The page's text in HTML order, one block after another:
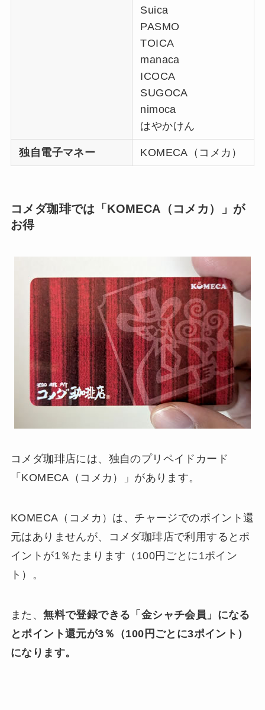
Suica
PASMO
TOICA
manaca
ICOCA
SUGOCA
nimoca
はやかけん
独自電子マネー KOMECA（コメカ）
コメダ珈琲では「KOMECA（コメカ）」が
お得
コメダ珈琲店には、独自のプリペイドカード
「KOMECA（コメカ）」があります。
KOMECA（コメカ）は、チャージでのポイント還
元はありませんが、コメダ珈琲店で利用するとポ
イントが1％たまります（100円ごとに1ポイン
ト）。
また、無料で登録できる「金シャチ会員」になる
とポイント還元が3％（100円ごとに3ポイント）
になります。